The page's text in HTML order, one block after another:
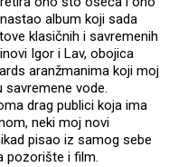
album koji sada
klasičnih i savremenih
Igor i Lav, obojica
aranžmanima koji moj
savremene vode.
drag publici koja ima
neki moj novi
pisao iz samog sebe
pozorište i film.